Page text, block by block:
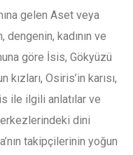
gelen Aset veya
dengenin, kadının ve
göre İsis, Gökyüzü
kızları, Osiris’in karısı,
ile ilgili anlatılar ve
dini
takipçilerinin yoğun